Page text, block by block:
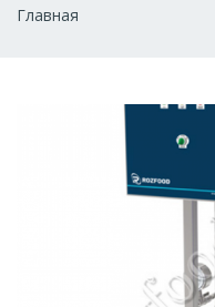
Строка
Главная